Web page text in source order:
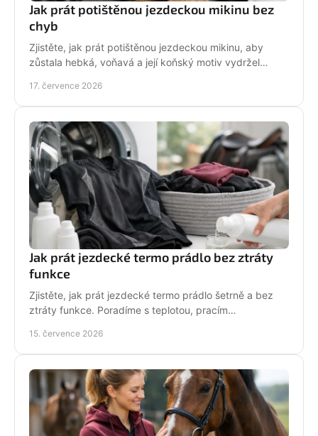
Jak prát potištěnou jezdeckou mikinu bez
chyb
Zjistěte, jak prát potištěnou jezdeckou mikinu, aby
zůstala hebká, voňavá a její koňský motiv vydržel
17. července 2026
Jak prát jezdecké termo prádlo bez ztráty
funkce
Zjistěte, jak prát jezdecké termo prádlo šetrně a bez
ztráty funkce. Poradíme s teplotou, pracím
den.
15. července 2026